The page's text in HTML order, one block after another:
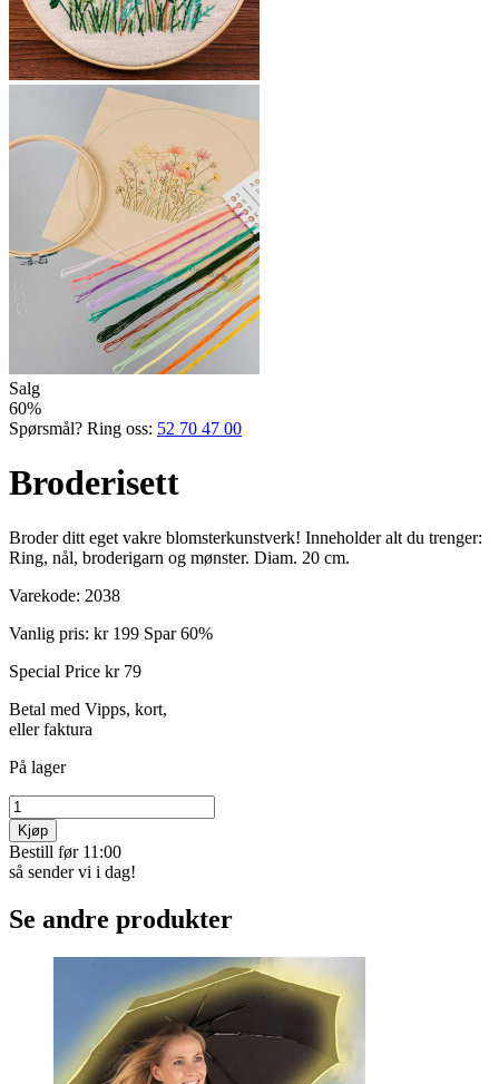
Salg
60%
Spørsmål? Ring oss: 52 70 47 00
Broderisett
Broder ditt eget vakre blomsterkunstverk! Inneholder alt du ­trenger:
Ring, nål, broderigarn og mønster. Diam. 20 cm.
Varekode: 2038
Vanlig pris: kr 199 Spar 60%
Special Price kr 79
Betal med Vipps, kort,
eller faktura
På lager
Kjøp
Bestill før 11:00
så sender vi i dag!
Se andre produkter